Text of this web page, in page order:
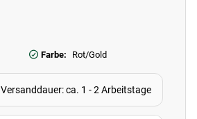
Farbe: Rot/Gold
Versanddauer: ca. 1 - 2 Arbeitstage